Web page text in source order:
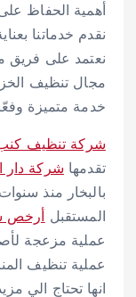
أهمية الحفاظ
نقدم خدماتنا
نعتمد على فريق
مجال تنظيف
خدمة متميزة
شركة تنظيف
تقدمها شركة دار
بالبخار منذ
المستقبل أرخص
عملية مزعجة
عملية تنظيف
انها تحتاج الي